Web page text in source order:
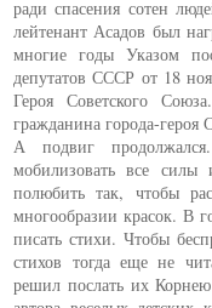
ради спасения сотен
лейтенант Асадов был
многие годы Указом
депутатов СССР от 18
Героя Советского
гражданина города-героя
А подвиг
мобилизовать все
полюбить так, чтобы
многообразии красок. В
писать стихи. Чтобы
стихов тогда еще не
решил послать их